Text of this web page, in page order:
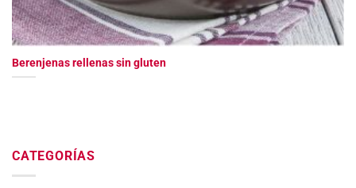
Berenjenas rellenas sin gluten
CATEGORÍAS